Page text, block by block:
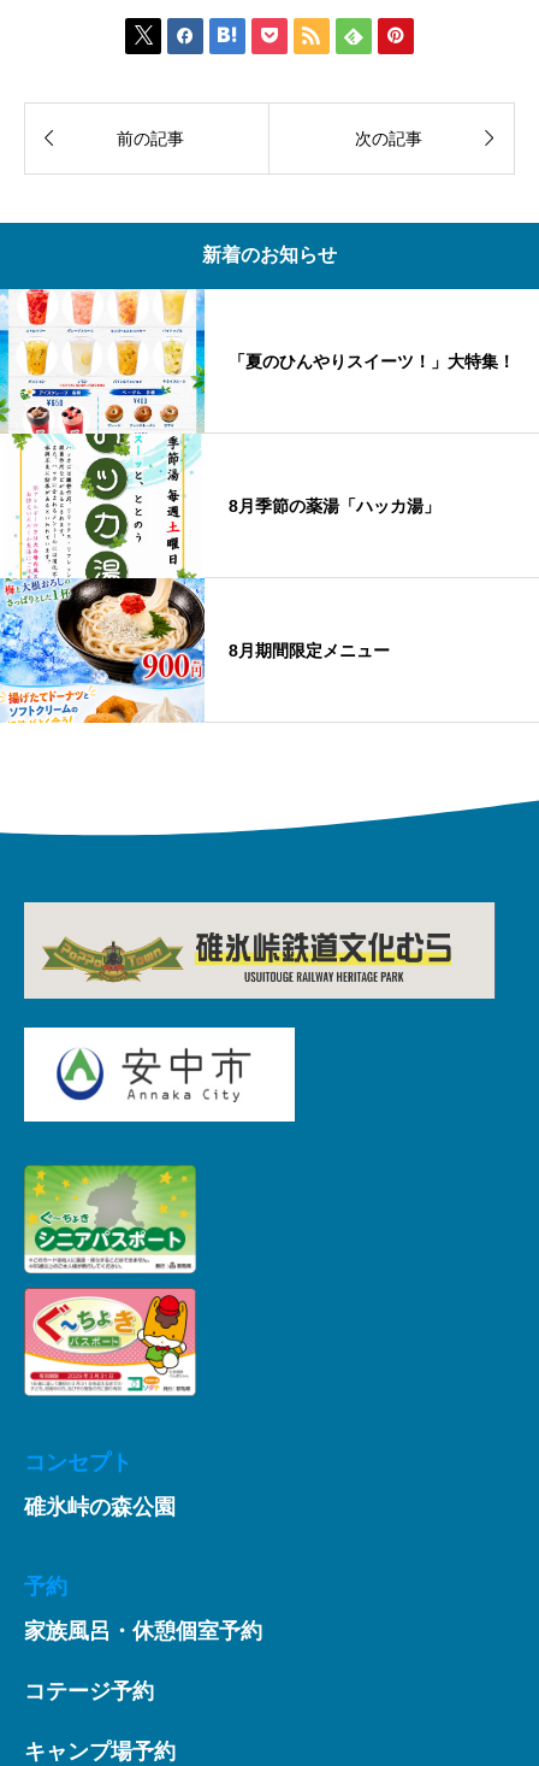
      
 前の記事 次の記事 
新着のお知らせ
「夏のひんやりスイーツ！」大特集！
8月季節の薬湯「ハッカ湯」
8月期間限定メニュー
コンセプト
碓氷峠の森公園
予約
家族風呂・休憩個室予約
コテージ予約
キャンプ場予約